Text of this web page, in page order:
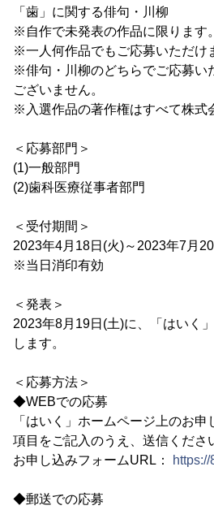
「歯」に関する俳句・川柳
※自作で未発表の作品に限ります。
※一人何作品でもご応募いただけ
※俳句・川柳のどちらでご応募い
ございません。
※入選作品の著作権はすべて株式
＜応募部門＞
(1)一般部門
(2)歯科医療従事者部門
＜受付期間＞
2023年4月18日(火)～2023年7月
※当日消印有効
＜発表＞
2023年8月19日(土)に、「はいく
します。
＜応募方法＞
◆WEBでの応募
「はいく」ホームページ上のお
項目をご記入のうえ、送信くださ
お申し込みフォームURL：
◆郵送での応募